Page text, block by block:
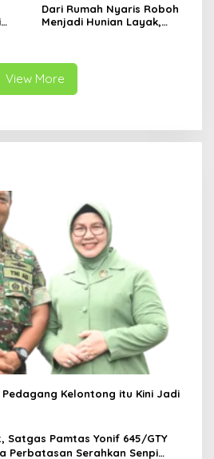
Dari Rumah Nyaris Roboh
Menjadi Hunian Layak,
View More
Pedagang Kelontong itu Kini Jadi
Satgas Pamtas Yonif 645/GTY
Perbatasan Serahkan Senpi